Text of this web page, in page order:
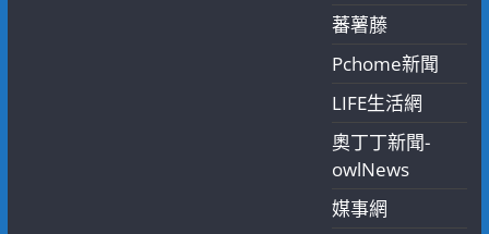
蕃薯藤
Pchome新聞
LIFE生活網
奧丁丁新聞-
owlNews
媒事網